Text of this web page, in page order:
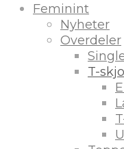
Feminint
Nyheter
Overdeler
T-